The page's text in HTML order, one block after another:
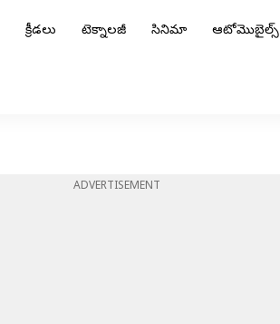
క్రీడలు టెక్నాలజీ సినిమా ఆటోమొబైల్స్
ADVERTISEMENT